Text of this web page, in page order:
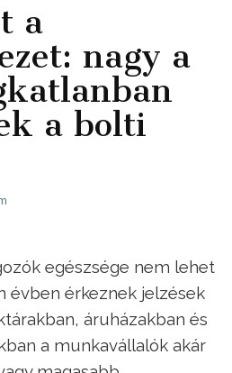
a
nagy a
a bolti
egészsége nem lehet
évben érkeznek jelzések
áruházakban és
a munkavállalók akár